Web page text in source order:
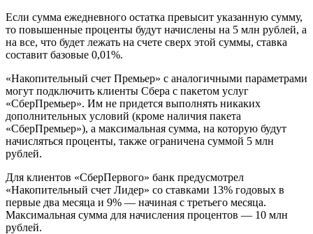
Если сумма ежедневного остатка превысит указанную сумму,
то повышенные проценты будут начислены на 5 млн рублей, а
на все, что будет лежать на счете сверх этой суммы, ставка
составит базовые 0,01%.
«Накопительный счет Премьер» с аналогичными параметрами
могут подключить клиенты Сбера с пакетом услуг
«СберПремьер». Им не придется выполнять никаких
дополнительных условий (кроме наличия пакета
«СберПремьер»), а максимальная сумма, на которую будут
начисляться проценты, также ограничена суммой 5 млн
рублей.
Для клиентов «СберПервого» банк предусмотрел
«Накопительный счет Лидер» со ставками 13% годовых в
первые два месяца и 9% — начиная с третьего месяца.
Максимальная сумма для начисления процентов — 10 млн
рублей.